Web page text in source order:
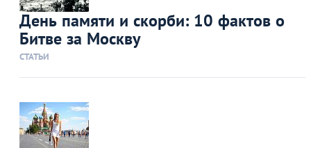
День памяти и скорби: 10 фактов о
Битве за Москву
СТАТЬИ